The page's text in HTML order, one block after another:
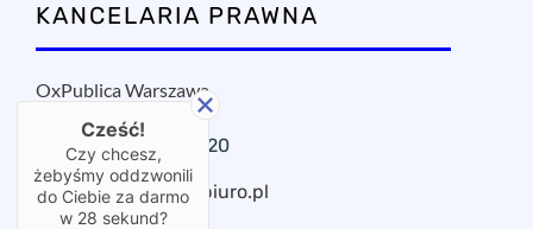
KANCELARIA PRAWNA
OxPublica Warszawa
+48 22 295 11 20
oxpublica@mbiuro.pl
Cześć!
Czy chcesz,
żebyśmy oddzwonili
do Ciebie za darmo
w 28 sekund?